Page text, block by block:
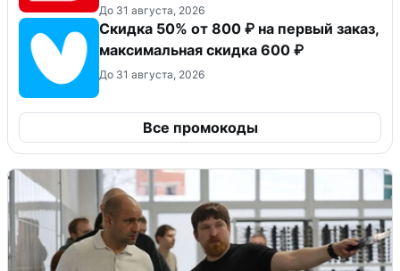
До 31 августа, 2026
Скидка 50% от 800 ₽ на первый заказ,
максимальная скидка 600 ₽
До 31 августа, 2026
Все промокоды